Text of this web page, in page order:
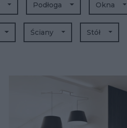
Podłoga Okna
Ściany Stół